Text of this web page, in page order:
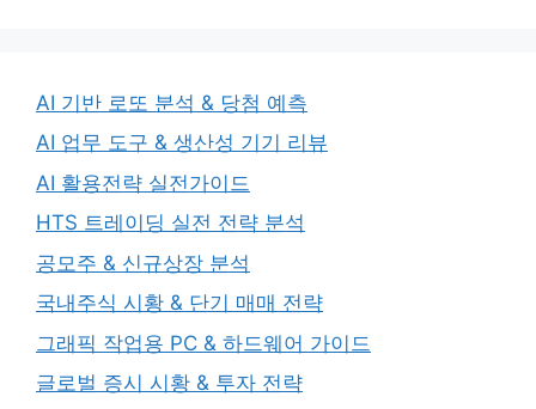
AI 기반 로또 분석 & 당첨 예측
AI 업무 도구 & 생산성 기기 리뷰
AI 활용전략 실전가이드
HTS 트레이딩 실전 전략 분석
공모주 & 신규상장 분석
국내주식 시황 & 단기 매매 전략
그래픽 작업용 PC & 하드웨어 가이드
글로벌 증시 시황 & 투자 전략